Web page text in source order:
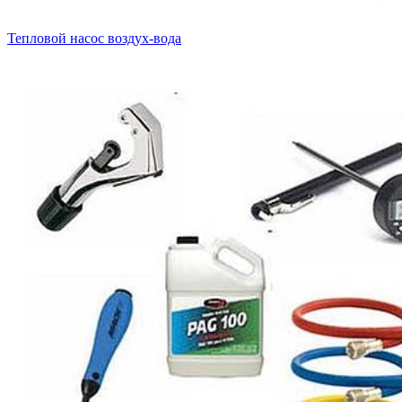
Тепловой насос воздух-вода